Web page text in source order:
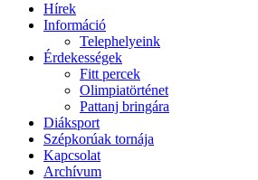
Hírek
Információ
Telephelyeink
Érdekességek
Fitt percek
Olimpiatörténet
Pattanj bringára
Diáksport
Szépkorúak tornája
Kapcsolat
Archívum